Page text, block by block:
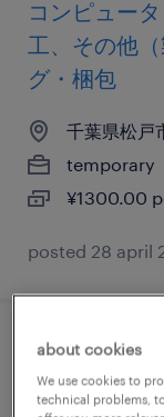
コンピュー
工、その他
グ・梱包
千葉県松戸
temporary
¥1300.00
posted 28 april
流通・小売
分け・ピッ
about cookies
We use cookies to
technical problems,